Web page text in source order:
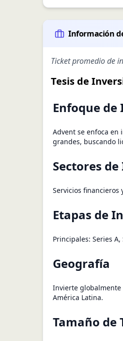
Información
Ticket promedio de
Tesis de
Enfoque
Advent se enfoca en
grandes, buscando
Sectores
Servicios financieros
Etapas de
Principales: Series
Geografía
Invierte globalmente
América Latina.
Tamaño de